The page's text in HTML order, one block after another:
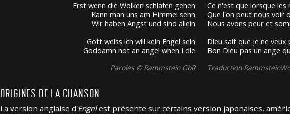
Erst wenn die Wolken schlafen gehen
Kann man uns am Himmel sehn
Wir haben Angst und sind allein
Gott weiss ich will kein Engel sein
Goddamn not an angel when I die
Paroles © Rammstein GbR
Ce n'est que lorsque
Que l'on peut nous voir
Nous avons peur et
Dieu sait que je ne veux
Bon Dieu pas un ange
Traduction
ORIGINES DE LA CHANSON
La version anglaise d'Engelest présente sur certains version japonaises,